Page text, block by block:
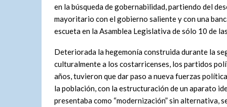
en la búsqueda de gobernabilidad, partiendo del
mayoritario con el gobierno saliente y con una
escueta en la Asamblea Legislativa de sólo 10 de
Deteriorada la hegemonía construida durante la
culturalmente a los costarricenses, los partidos
años, tuvieron que dar paso a nueva fuerzas
la población, con la estructuración de un aparato
presentaba como “modernización” sin alternativa,